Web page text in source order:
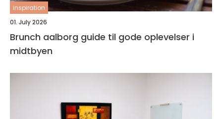
inspiration
01. July 2026
Brunch aalborg guide til gode oplevelser i
midtbyen